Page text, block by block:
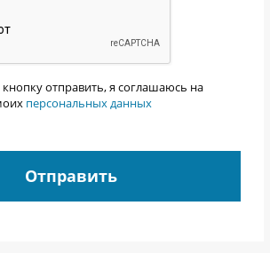
отправить, я соглашаюсь на
персональных данных
Отправить